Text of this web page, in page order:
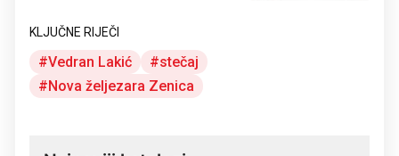
KLJUČNE RIJEČI
Vedran Lakić
stečaj
Nova željezara Zenica